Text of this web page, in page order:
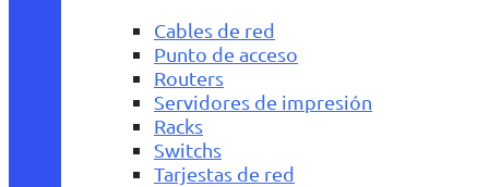
Cables de red
Punto de acceso
Routers
Servidores de impresión
Racks
Switchs
Tarjestas de red